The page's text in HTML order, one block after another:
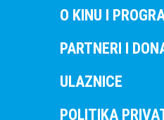
O KINU I
PARTNERI I
ULAZNICE
POLITIKA